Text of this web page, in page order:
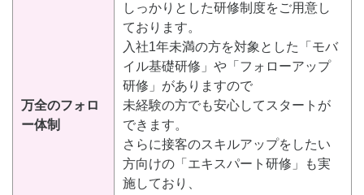
万全のフォロ
ー体制
しっかりとした研修制度をご用意し
ております。
入社1年未満の方を対象とした「モバ
イル基礎研修」や「フォローアップ
研修」がありますので
未経験の方でも安心してスタートが
できます。
さらに接客のスキルアップをしたい
方向けの「エキスパート研修」も実
施しており、